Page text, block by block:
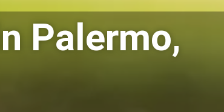
Palermo,